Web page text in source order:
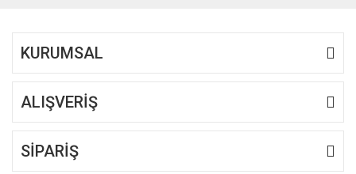
KURUMSAL
ALIŞVERİŞ
SİPARİŞ